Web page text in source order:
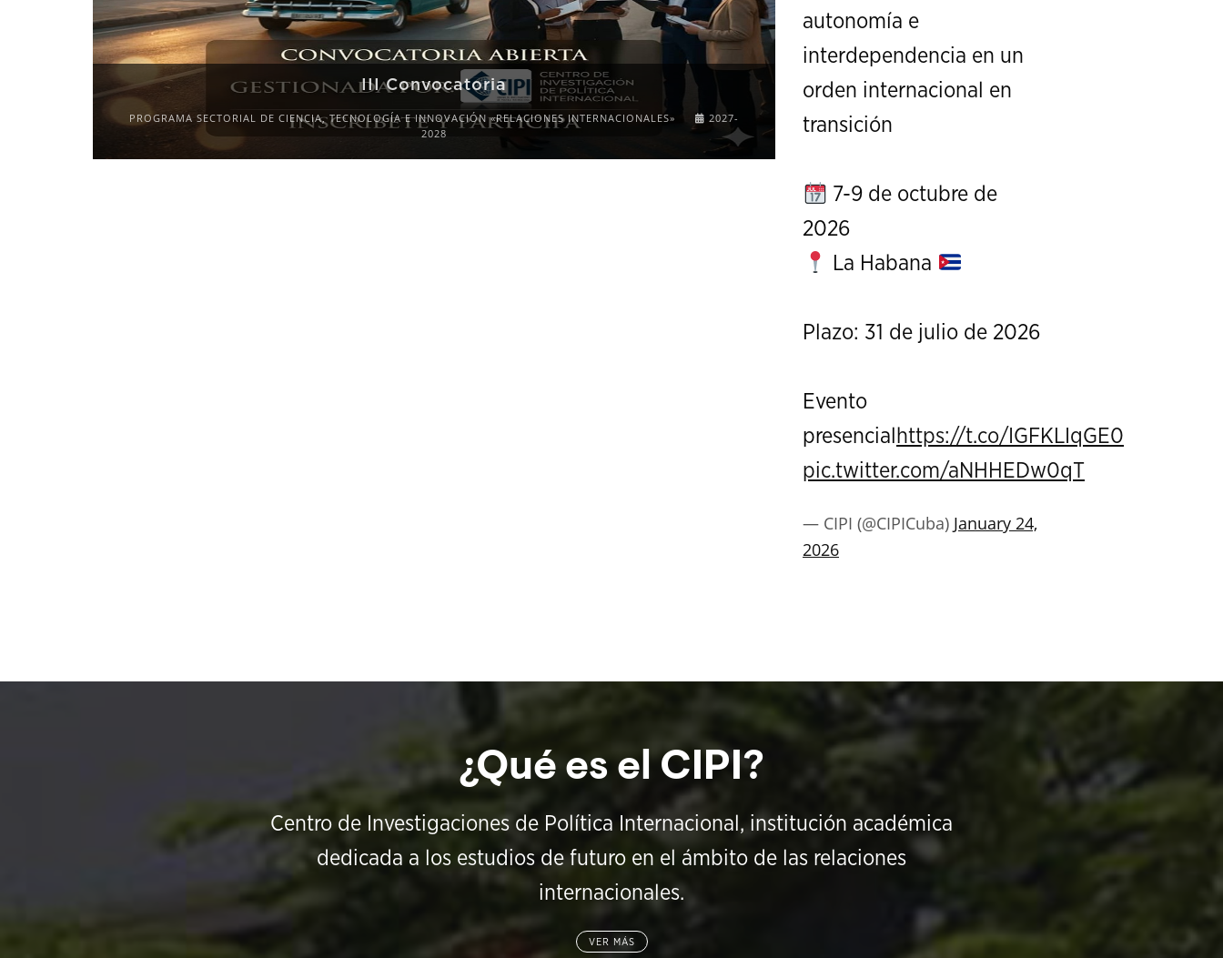
III Convocatoria
PROGRAMA SECTORIAL DE CIENCIA, TECNOLOGÍA E INNOVACIÓN «RELACIONES INTERNACIONALES»
2027-
2028
XI Conference on Strategic
autonomía e
interdependencia en un
orden internacional en
transición
7-9 de octubre de
2026
La Habana
Plazo: 31 de julio de 2026
Evento
presencial https://t.co/IGFKLIqGE0
pic.twitter.com/aNHHEDw0qT
— CIPI (@CIPICuba) January 24,
2026
¿Qué es el CIPI?
Centro de Investigaciones de Política Internacional, institución académica
dedicada a los estudios de futuro en el ámbito de las relaciones
internacionales.
VER MÁS